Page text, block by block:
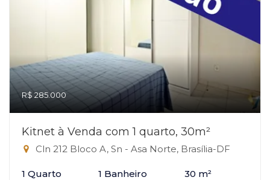
R$ 285.000
Kitnet à Venda com 1 quarto, 30m²
Cln 212 Bloco A, Sn - Asa Norte, Brasília-DF
1 Quarto 1 Banheiro 30 m²